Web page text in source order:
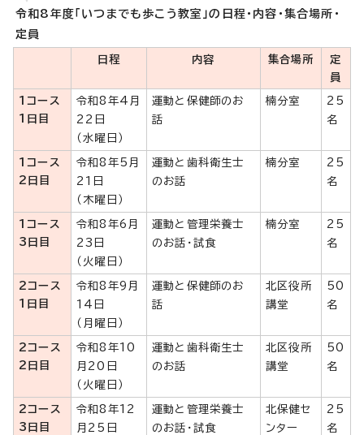
令和8年度「いつまでも歩こう教室」の日程・内容・集合場所・
定員
日程 内容 集合場所
定
員
1コース
1日目
令和8年4月
22日
（水曜日）
運動と保健師のお
話
楠分室
25
名
1コース
2日目
令和8年5月
21日
（木曜日）
運動と歯科衛生士
のお話
楠分室
25
名
1コース
3日目
令和8年6月
23日
（火曜日）
運動と管理栄養士
のお話・試食
楠分室
25
名
2コース
1日目
令和8年9月
14日
（月曜日）
運動と保健師のお
話
北区役所
講堂
50
名
2コース
2日目
令和8年10
月20日
（火曜日）
運動と歯科衛生士
のお話
北区役所
講堂
50
名
2コース
3日目
令和8年12
月25日
運動と管理栄養士
のお話・試食
北保健セ
ンター
25
名